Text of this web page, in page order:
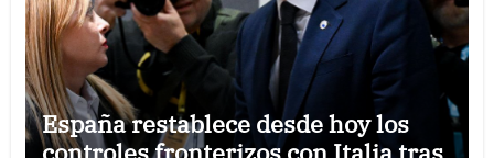
España restablece desde hoy los